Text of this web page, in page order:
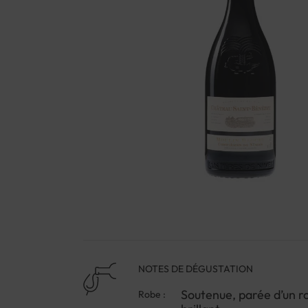
NOTES DE DÉGUSTATION
Robe :
Soutenue, parée d’un